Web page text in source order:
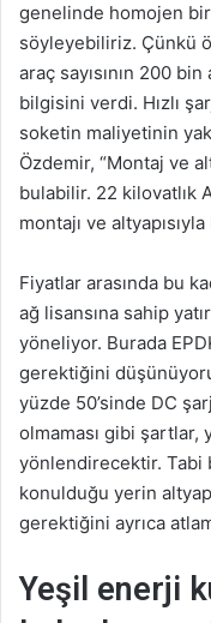
genelinde homojen bir
söyleyebiliriz. Çünkü
araç sayısının 200
bilgisini verdi. Hızlı
soketin maliyetinin
Özdemir, “Montaj ve
bulabilir. 22 kilovatlık
montajı ve
Fiyatlar arasında bu
ağ lisansına sahip
yöneliyor. Burada
gerektiğini
yüzde 50’sinde DC
olmaması gibi şartlar,
yönlendirecektir. Tabi
konulduğu yerin
gerektiğini ayrıca
Yeşil enerji